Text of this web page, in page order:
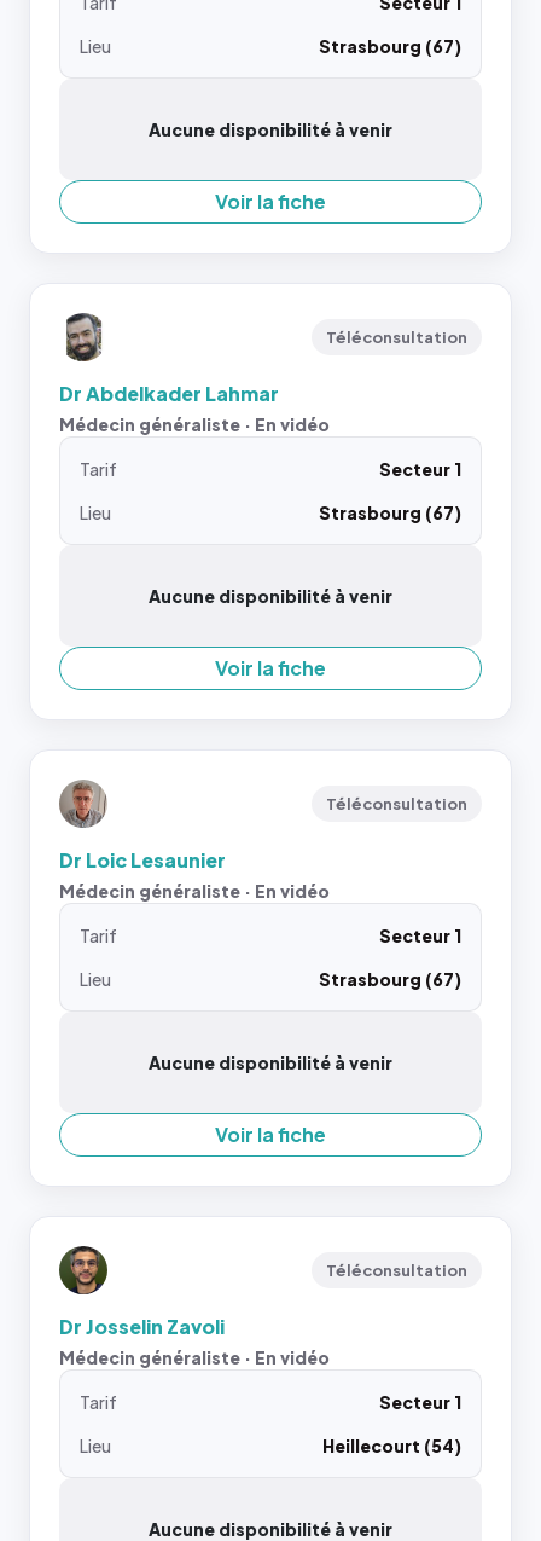
Lieu
Strasbourg (67)
Aucune disponibilité à venir
Voir la fiche
Téléconsultation
Dr Abdelkader Lahmar
Médecin généraliste · En vidéo
Tarif
Secteur 1
Lieu
Strasbourg (67)
Aucune disponibilité à venir
Voir la fiche
Téléconsultation
Dr Loic Lesaunier
Médecin généraliste · En vidéo
Tarif
Secteur 1
Lieu
Strasbourg (67)
Aucune disponibilité à venir
Voir la fiche
Téléconsultation
Dr Josselin Zavoli
Médecin généraliste · En vidéo
Tarif
Secteur 1
Lieu
Heillecourt (54)
Aucune disponibilité à venir